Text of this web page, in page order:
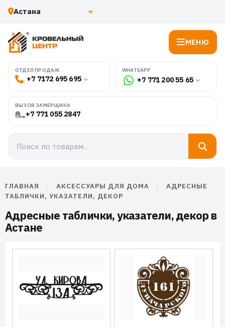
МЕНЮ
ОТДЕЛ ПРОДАЖ
+7 7172 695 695
WHATSAPP
+7 771 200 55 65
ВЫЗОВ ЗАМЕРЩИКА
+7 771 055 2847
ГЛАВНАЯ / АКСЕССУАРЫ ДЛЯ ДОМА /
АДРЕСНЫЕ
ТАБЛИЧКИ, УКАЗАТЕЛИ, ДЕКОР
Адресные таблички, указатели, декор в
Астане